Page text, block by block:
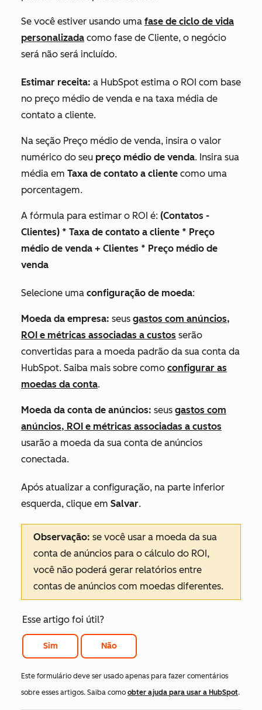
Se você estiver usando uma fase de ciclo de vida
personalizada como fase de Cliente, o negócio
será não será incluído.
Estimar receita: a HubSpot estima o ROI com base
no preço médio de venda e na taxa média de
contato a cliente.
Na seção Preço médio de venda, insira o valor
numérico do seu preço médio de venda. Insira sua
média em Taxa de contato a cliente como uma
porcentagem.
A fórmula para estimar o ROI é: (Contatos -
Clientes) * Taxa de contato a cliente * Preço
médio de venda + Clientes * Preço médio de
venda
Selecione uma configuração de moeda:
Moeda da empresa: seus gastos com anúncios,
ROI e métricas associadas a custos serão
convertidas para a moeda padrão da sua conta da
HubSpot. Saiba mais sobre como configurar as
moedas da conta.
Moeda da conta de anúncios: seus gastos com
anúncios, ROI e métricas associadas a custos
usarão a moeda da sua conta de anúncios
conectada.
Após atualizar a configuração, na parte inferior
esquerda, clique em Salvar.
Observação: se você usar a moeda da sua
conta de anúncios para o cálculo do ROI,
você não poderá gerar relatórios entre
contas de anúncios com moedas diferentes.
Esse artigo foi útil?
Sim Não
Este formulário deve ser usado apenas para fazer comentários
sobre esses artigos. Saiba como obter ajuda para usar a HubSpot.